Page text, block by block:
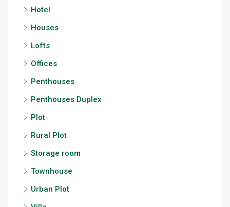
Hotel
Houses
Lofts
Offices
Penthouses
Penthouses Duplex
Plot
Rural Plot
Storage room
Townhouse
Urban Plot